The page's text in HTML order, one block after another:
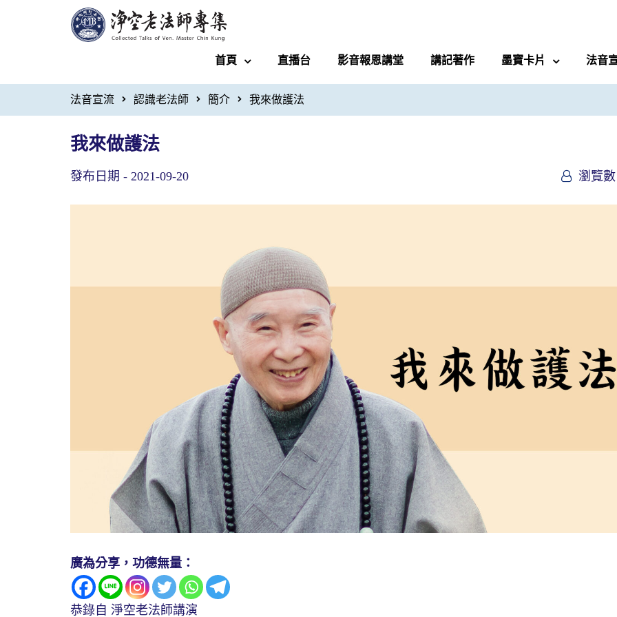
首頁 直播台 影音報恩講堂 講記著作 墨寶卡片 法音
法音宣流 認識老法師 簡介 我來做護法
我來做護法
發布日期 - 2021-09-20 瀏覽數
廣為分享，功德無量：
恭錄自 淨空老法師講演